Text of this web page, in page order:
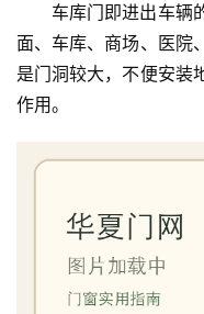
车库门即进出车辆
面、车库、商场、医院
是门洞较大，不便安装
作用。